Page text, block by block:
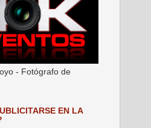
- Fotógrafo de
EN LA